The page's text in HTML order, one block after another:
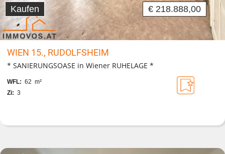
Kaufen € 218.888,00
WIEN 15., RUDOLFSHEIM
* SANIERUNGSOASE in Wiener RUHELAGE *
WFL: 62 m²
Zi: 3